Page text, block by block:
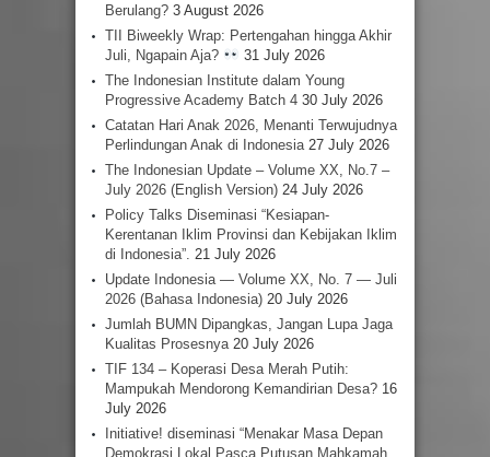
Berulang? 3 August 2026
TII Biweekly Wrap: Pertengahan hingga Akhir
Juli, Ngapain Aja?
31 July 2026
The Indonesian Institute dalam Young
Progressive Academy Batch 4 30 July 2026
Catatan Hari Anak 2026, Menanti Terwujudnya
Perlindungan Anak di Indonesia 27 July 2026
The Indonesian Update – Volume XX, No.7 –
July 2026 (English Version) 24 July 2026
Policy Talks Diseminasi “Kesiapan-
Kerentanan Iklim Provinsi dan Kebijakan Iklim
di Indonesia”. 21 July 2026
Update Indonesia — Volume XX, No. 7 — Juli
2026 (Bahasa Indonesia) 20 July 2026
Jumlah BUMN Dipangkas, Jangan Lupa Jaga
Kualitas Prosesnya 20 July 2026
TIF 134 – Koperasi Desa Merah Putih:
Mampukah Mendorong Kemandirian Desa? 16
July 2026
Initiative! diseminasi “Menakar Masa Depan
Demokrasi Lokal Pasca Putusan Mahkamah